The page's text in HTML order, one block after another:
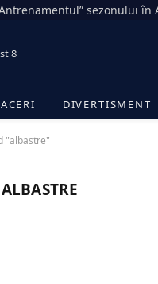
8
DIVERTISMENT
"albastre"
ALBASTRE